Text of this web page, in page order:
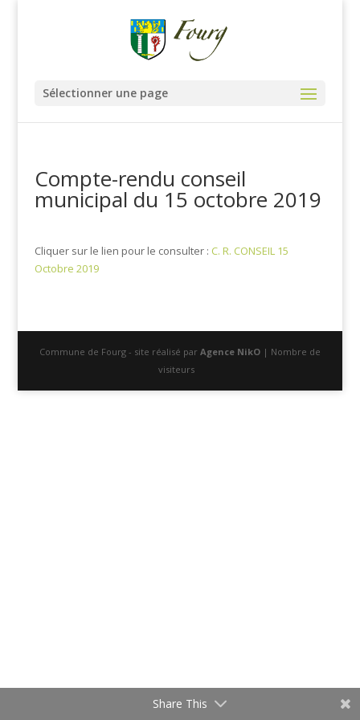
Sélectionner une page
Compte-rendu conseil
municipal du 15 octobre 2019
Cliquer sur le lien pour le consulter : C. R. CONSEIL 15
Octobre 2019
Commune de Fourg - site réalisé par Agence NikO| Nombre de
visiteurs
Share This